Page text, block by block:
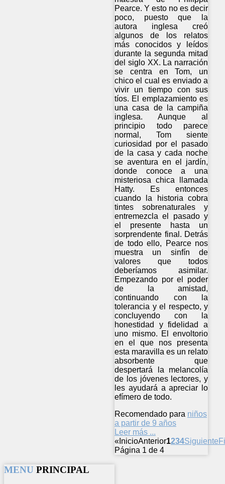
Pearce. Y esto no es decir
poco, puesto que la
autora inglesa creó
algunos de los relatos
más conocidos y leídos
durante la segunda mitad
del siglo XX. La narración
se centra en Tom, un
chico el cual es enviado a
vivir un tiempo con sus
tíos. El emplazamiento es
una casa de la campiña
inglesa. Aunque al
principio todo parece
normal, Tom siente
curiosidad por el pasado
de la casa y cada noche
se aventura en el jardín,
donde conoce a una
misteriosa chica llamada
Hatty. Es entonces
cuando la historia cobra
tintes sobrenaturales y
entremezcla el pasado y
el presente hasta un
sorprendente final. Detrás
de todo ello, Pearce nos
muestra un sinfín de
valores que todos
deberíamos asimilar.
Empezando por el poder
de la amistad,
continuando con la
tolerancia y el respecto, y
concluyendo con la
honestidad y fidelidad a
uno mismo. El envoltorio
en el que nos presenta
esta maravilla es un relato
absorbente que
despertará la melancolía
de los jóvenes lectores, y
les ayudará a apreciar lo
efímero de todo.
Recomendado para niños
a partir de 9 años
Leer más ...
« InicioAnterior1234Siguiente
Página 1 de 4
MENU PRINCIPAL